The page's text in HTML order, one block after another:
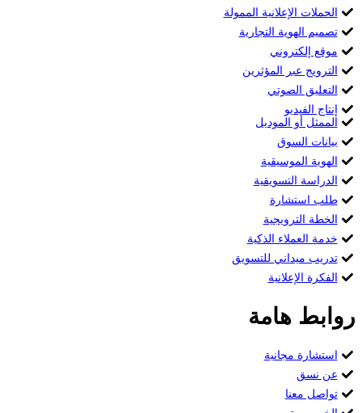
الحملات الإعلانية الممولة
تصميم الهوية التجارية
موقع إلكتروني
الترويج عبر المؤثرين
التعليق الصوتي
إنتاج الفيديو
الممثل أو الموديل
بيانات السوق
الهوية الموسيقية
الدراسة التسويقية
طلب استشارة
الخطة الترويجية
خدمة العملاء الذكية
تدريب ميداني للتسويق
الفكرة الإعلانية
روابط هامة
استشارة مجانية
عن نسق
تواصل معنا